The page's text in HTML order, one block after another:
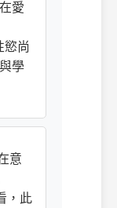
愛
慾尚
學
意
，此